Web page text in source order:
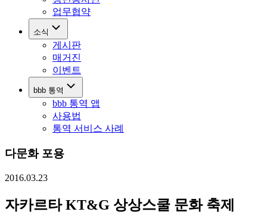
업무협약
소식
게시판
매거진
이벤트
bbb 통역
bbb 통역 앱
사용법
통역 서비스 사례
다문화 포용
2016.03.23
자카르타 KT&G 상상스쿨 문화 축제